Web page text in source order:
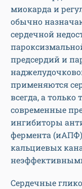
миокарда и
обычно
сердечной
предсердий и
применяются
всегда, а только
современные
ингибиторы
фермента
кальциевых
Сердечные